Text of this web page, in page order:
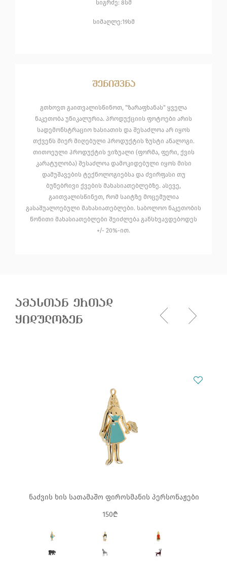
სიგრძე: 8სმ
სიმაღლე:19სმ
შენიშვნა
გთხოვთ გაითვალისწინოთ, "ზარაფხანას" ყველა
ნაკეთობა უნიკალურია. პროდუქციის ფოტოები არის
სადემონსტრაციო ხასიათის და შესაძლოა არ იყოს
თქვენს მიერ მიღებული პროდუქტის ზუსტი ანალოგი.
თითოეული პროდუქტის ვიზუალი (ფორმა, ფერი, ქვის
კარატულობა) შესაძლოა დამოკიდებული იყოს მისი
დამუშავების ტექნოლოგიებსა და ძვირფასი თუ
ბუნებრივი ქვების მახასიათებლებზე. ასევე,
გაითვალისწინეთ, რომ საიტზე მოცემულია
გასაშუალოებული მახასიათებლები. საბოლოო ნაკეთობის
წონითი მახასიათებლები შეიძლება განსხვავდებოდეს
+/- 20%-ით.
ამასთან ერთად
ყიდულობენ
ნაძვის ხის სათამაშო ფიროსმანის პერსონაჟები
150₾